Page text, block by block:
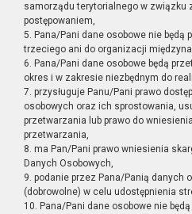
samorządu terytorialnego w związku
postępowaniem,
5. Pana/Pani dane osobowe nie będą
trzeciego ani do organizacji
6. Pana/Pani dane osobowe będą
okres i w zakresie niezbędnym do
7. przysługuje Panu/Pani prawo
osobowych oraz ich sprostowania,
przetwarzania lub prawo do
przetwarzania,
8. ma Pan/Pani prawo wniesienia
Danych Osobowych,
9. podanie przez Pana/Panią danych
(dobrowolne) w celu udostępnienia
10. Pana/Pani dane osobowe nie